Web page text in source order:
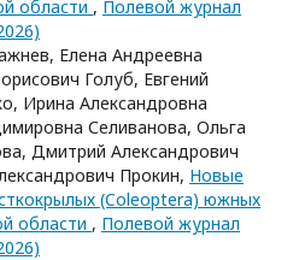
области , Полевой журнал
Елена Андреевна
Голуб, Евгений
Ирина Александровна
Селиванова, Ольга
Дмитрий Александрович
Прокин, Новые
(Coleoptera) южных
области , Полевой журнал